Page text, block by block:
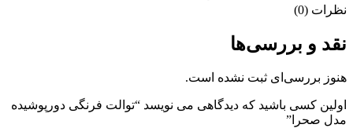
نظرات (0)
نقد و بررسی‌ها
هنوز بررسی‌ای ثبت نشده است.
اولین کسی باشید که دیدگاهی می نویسد “توالت فرنگی دورپوشیده
مدل صحرا”